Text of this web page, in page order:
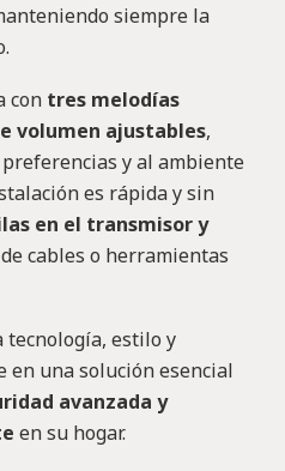
siempre la
con tres melodías
volumen ajustables,
y al ambiente
es rápida y sin
en el transmisor y
cables o herramientas
estilo y
en una solución esencial
avanzada y
en su hogar.